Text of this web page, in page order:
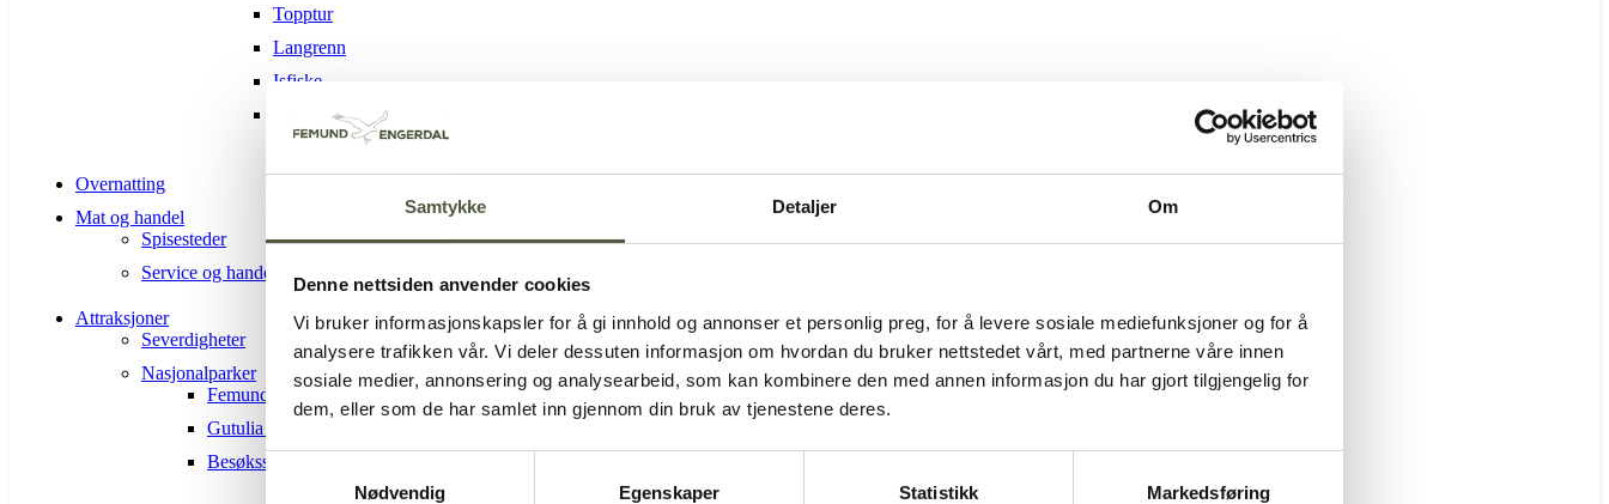
Samtykke Detaljer Om
Denne nettsiden anvender cookies
Vi bruker informasjonskapsler for å gi innhold og annonser et personlig preg, for å levere sosiale mediefunksjoner og for å
analysere trafikken vår. Vi deler dessuten informasjon om hvordan du bruker nettstedet vårt, med partnerne våre innen
sosiale medier, annonsering og analysearbeid, som kan kombinere den med annen informasjon du har gjort tilgjengelig for
dem, eller som de har samlet inn gjennom din bruk av tjenestene deres.
Samtykkevalg
Nødvendig
Egenskaper Statistikk Markedsføring
Topptur
Langrenn
Isfiske
Alpin-Sølen alpinsenter
Overnatting
Mat og handel
Spisesteder
Service og handel
Attraksjoner
Severdigheter
Nasjonalparker
Femundsmarka Nasjonalpark
Gutulia nasjonalpark
Besøkssenter nasjonalpark Femundsmarka og Gutulia